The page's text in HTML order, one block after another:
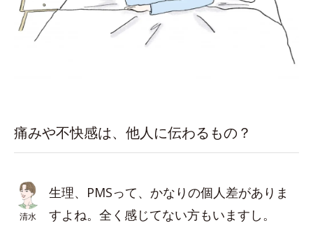
痛みや不快感は、他人に伝わるもの？
清水
生理、PMSって、かなりの個人差がありま
すよね。全く感じてない方もいますし。